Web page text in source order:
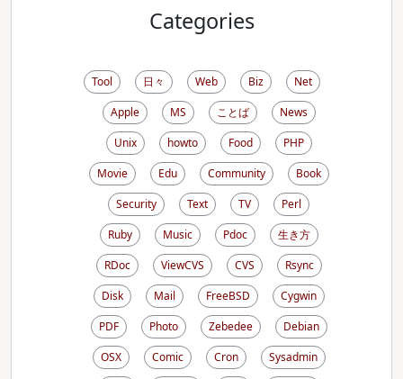
Categories
Tool 日々 Web Biz
Net
Apple
MS ことば
News
Unix
howto Food
PHP
Movie
Edu Community
Book
Security
Text TV
Perl
Ruby
Music Pdoc
生き方
RDoc
ViewCVS CVS
Rsync
Disk
Mail FreeBSD
Cygwin
PDF
Photo Zebedee
Debian
OSX
Comic Cron
Sysadmin